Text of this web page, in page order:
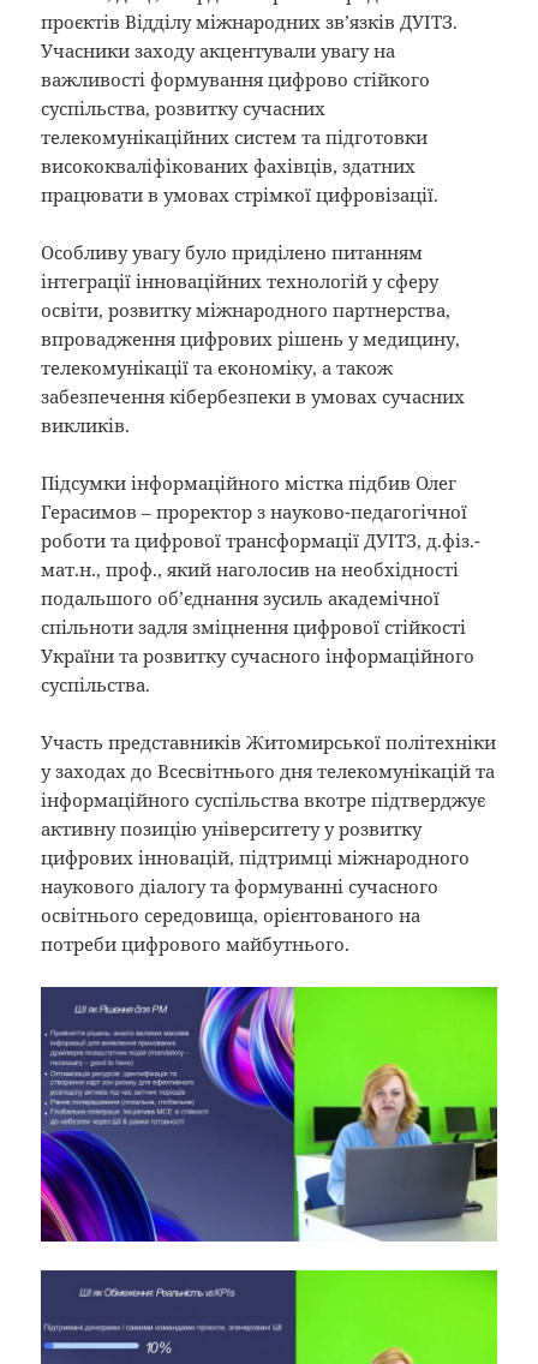
проєктів Відділу міжнародних зв’язків ДУІТЗ.
Учасники заходу акцентували увагу на
важливості формування цифрово стійкого
суспільства, розвитку сучасних
телекомунікаційних систем та підготовки
висококваліфікованих фахівців, здатних
працювати в умовах стрімкої цифровізації.
Особливу увагу було приділено питанням
інтеграції інноваційних технологій у сферу
освіти, розвитку міжнародного партнерства,
впровадження цифрових рішень у медицину,
телекомунікації та економіку, а також
забезпечення кібербезпеки в умовах сучасних
викликів.
Підсумки інформаційного містка підбив Олег
Герасимов – проректор з науково-педагогічної
роботи та цифрової трансформації ДУІТЗ, д.фіз.-
мат.н., проф., який наголосив на необхідності
подальшого об’єднання зусиль академічної
спільноти задля зміцнення цифрової стійкості
України та розвитку сучасного інформаційного
суспільства.
Участь представників Житомирської політехніки
у заходах до Всесвітнього дня телекомунікацій та
інформаційного суспільства вкотре підтверджує
активну позицію університету у розвитку
цифрових інновацій, підтримці міжнародного
наукового діалогу та формуванні сучасного
освітнього середовища, орієнтованого на
потреби цифрового майбутнього.